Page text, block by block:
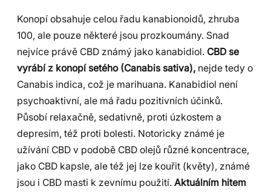
Konopí obsahuje celou řadu kanabionoidů, zhruba
100, ale pouze některé jsou prozkoumány. Snad
nejvíce právě CBD známý jako kanabidiol. CBD se
vyrábí z konopí setého (Canabis sativa), nejde tedy o
Canabis indica, což je marihuana. Kanabidiol není
psychoaktivní, ale má řadu pozitivních účinků.
Působí relaxačně, sedativně, proti úzkostem a
depresím, též proti bolesti. Notoricky známé je
užívání CBD v podobě CBD olejů různé koncentrace,
jako CBD kapsle, ale též jej lze kouřit (květy), známé
jsou i CBD masti k zevnímu použití. Aktuálním hitem